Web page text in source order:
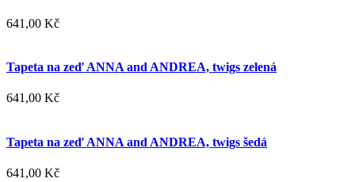
641,00 Kč
Tapeta na zeď ANNA and ANDREA, twigs zelená
641,00 Kč
Tapeta na zeď ANNA and ANDREA, twigs šedá
641,00 Kč